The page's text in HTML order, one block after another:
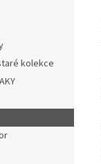
kolekce